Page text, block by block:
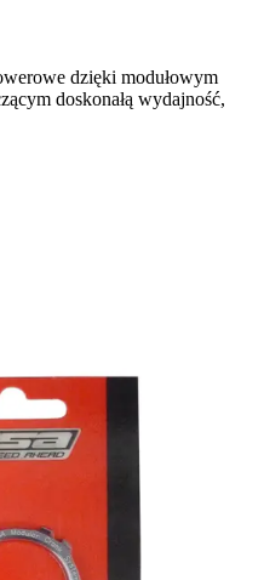
dzięki modułowym
doskonałą wydajność,